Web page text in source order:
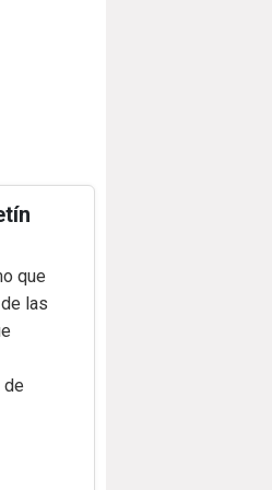
que
las
de